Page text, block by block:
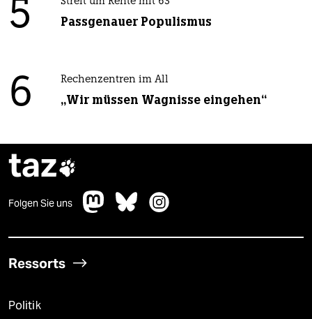
5 Passgenauer Populismus
6 Rechenzentren im All
„Wir müssen Wagnisse eingehen“
taz
Folgen Sie uns
Ressorts
Politik